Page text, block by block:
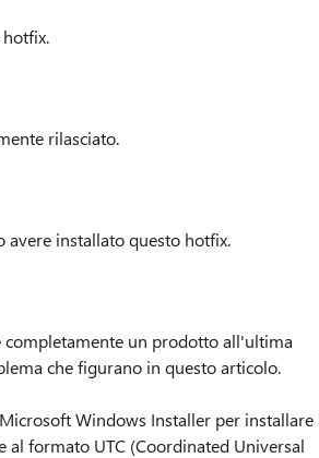
rilasciato.
avere installato questo hotfix.
un prodotto all'ultima
che figurano in questo articolo.
Windows Installer per installare
al formato UTC (Coordinated Universal